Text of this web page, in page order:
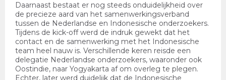
Daarnaast bestaat er nog steeds onduidelijkheid over
de precieze aard van het samenwerkingsverband
tussen de Nederlandse en Indonesische onderzoekers.
Tijdens de kick-off werd de indruk gewekt dat het
contact en de samenwerking met het Indonesische
team heel nauw is. Verschillende keren reisde een
delegatie Nederlandse onderzoekers, waaronder ook
Oostindie, naar Yogyakarta af om overleg te plegen.
Echter, later werd duidelijk dat de Indonesische